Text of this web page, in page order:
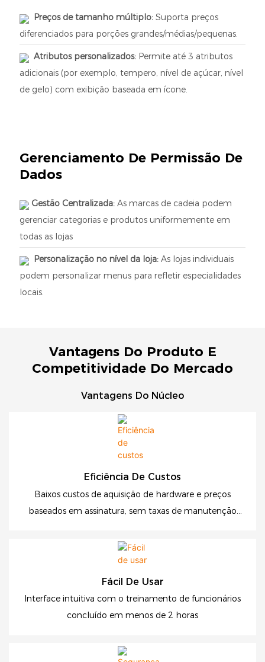
Preços de tamanho múltiplo: Suporta preços
diferenciados para porções grandes/médias/pequenas.
Atributos personalizados: Permite até 3 atributos
adicionais (por exemplo, tempero, nível de açúcar, nível
de gelo) com exibição baseada em ícone.
Gerenciamento De Permissão De
Dados
Gestão Centralizada: As marcas de cadeia podem
gerenciar categorias e produtos uniformemente em
todas as lojas
Personalização no nível da loja: As lojas individuais
podem personalizar menus para refletir especialidades
locais.
Vantagens Do Produto E
Competitividade Do Mercado
Vantagens Do Núcleo
Eficiência De Custos
Baixos custos de aquisição de hardware e preços
baseados em assinatura, sem taxas de manutenção
Fácil De Usar
Interface intuitiva com o treinamento de funcionários
concluído em menos de 2 horas